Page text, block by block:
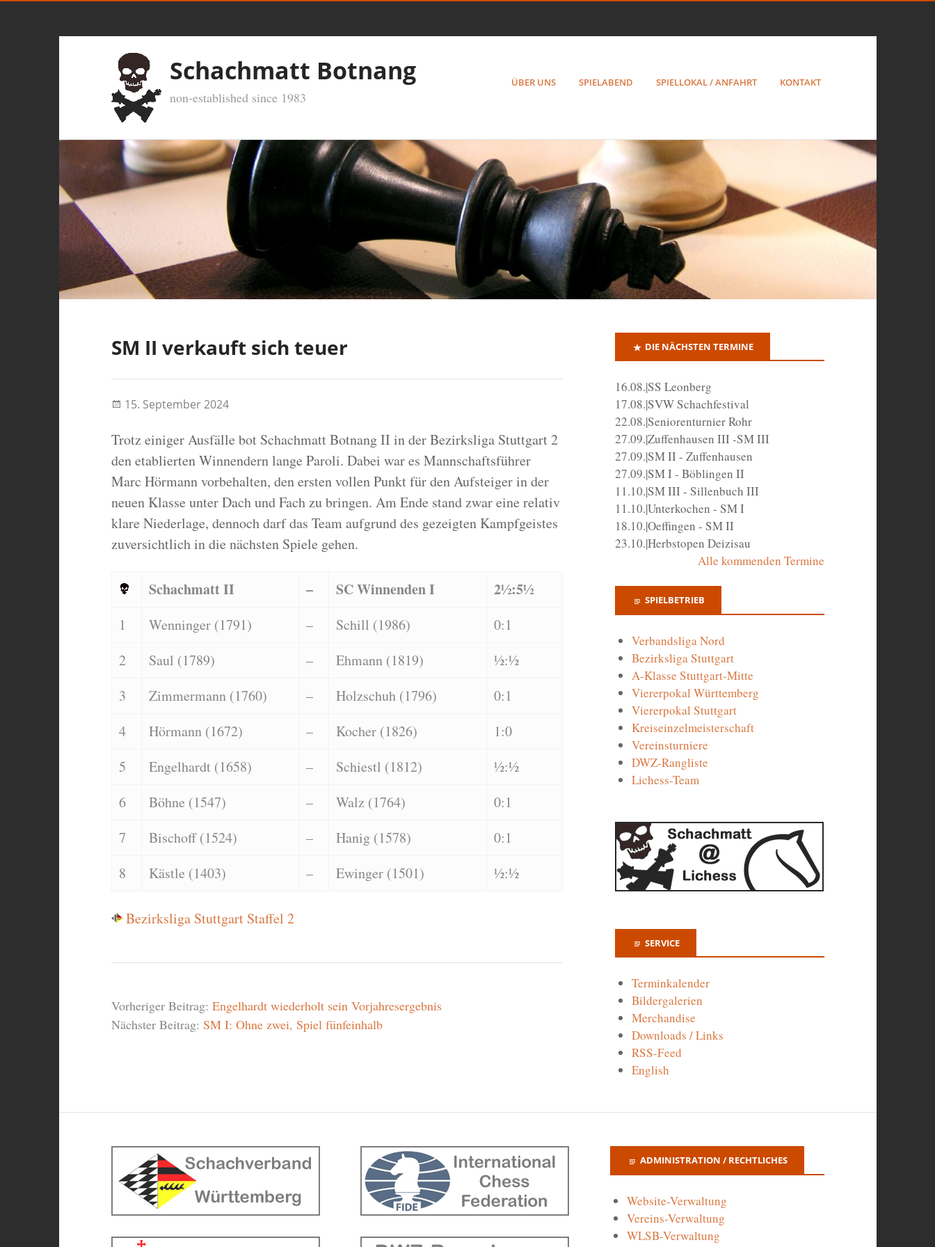
Schachmatt Botnang
non-established since 1983
ÜBER UNS SPIELABEND SPIELLOKAL / ANFAHRT KONTAKT
SM II verkauft sich teuer
15. September 2024
Trotz einiger Ausfälle bot Schachmatt Botnang II in der Bezirksliga Stuttgart 2
den etablierten Winnendern lange Paroli. Dabei war es Mannschaftsführer
Marc Hörmann vorbehalten, den ersten vollen Punkt für den Aufsteiger in der
neuen Klasse unter Dach und Fach zu bringen. Am Ende stand zwar eine relativ
klare Niederlage, dennoch darf das Team aufgrund des gezeigten Kampfgeistes
zuversichtlich in die nächsten Spiele gehen.
Schachmatt II – SC Winnenden I 2½:5½
1 Wenninger (1791) – Schill (1986)
0:1
2
Saul (1789) – Ehmann (1819)
½:½
3
Zimmermann (1760) – Holzschuh (1796)
0:1
4
Hörmann (1672) – Kocher (1826)
1:0
5
Engelhardt (1658) – Schiestl (1812)
½:½
6
Böhne (1547) – Walz (1764)
0:1
7
Bischoff (1524) – Hanig (1578)
0:1
8
Kästle (1403) – Ewinger (1501) ½:½
Bezirksliga Stuttgart Staffel 2
Vorheriger Beitrag: Engelhardt wiederholt sein Vorjahresergebnis
Nächster Beitrag: SM I: Ohne zwei, Spiel fünfeinhalb
DIE NÄCHSTEN TERMINE
16.08.|SS Leonberg
17.08.|SVW Schachfestival
22.08.|Seniorenturnier Rohr
27.09.|Zuffenhausen III -SM III
27.09.|SM II - Zuffenhausen
27.09.|SM I - Böblingen II
11.10.|SM III - Sillenbuch III
11.10.|Unterkochen - SM I
18.10.|Oeffingen - SM II
23.10.|Herbstopen Deizisau
Alle kommenden Termine
SPIELBETRIEB
Verbandsliga Nord
Bezirksliga Stuttgart
A-Klasse Stuttgart-Mitte
Viererpokal Württemberg
Viererpokal Stuttgart
Kreiseinzelmeisterschaft
Vereinsturniere
DWZ-Rangliste
Lichess-Team
SERVICE
Terminkalender
Bildergalerien
Merchandise
Downloads / Links
RSS-Feed
English
ADMINISTRATION / RECHTLICHES
Website-Verwaltung
Vereins-Verwaltung
WLSB-Verwaltung